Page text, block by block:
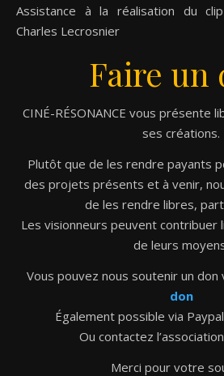
Assistance à la réalisation du
Charles Lecrosnier
Faire un
CINÉ-RÉSONANCE vous présente
ses créations.
Plutôt que de les rendre payants
des projets présents et à venir,
de les rendre libres,
Les visionneurs peuvent contribuer
de leurs
Vous pouvez nous soutenir un don
don
Également possible via
Ou contactez
Merci pour votre